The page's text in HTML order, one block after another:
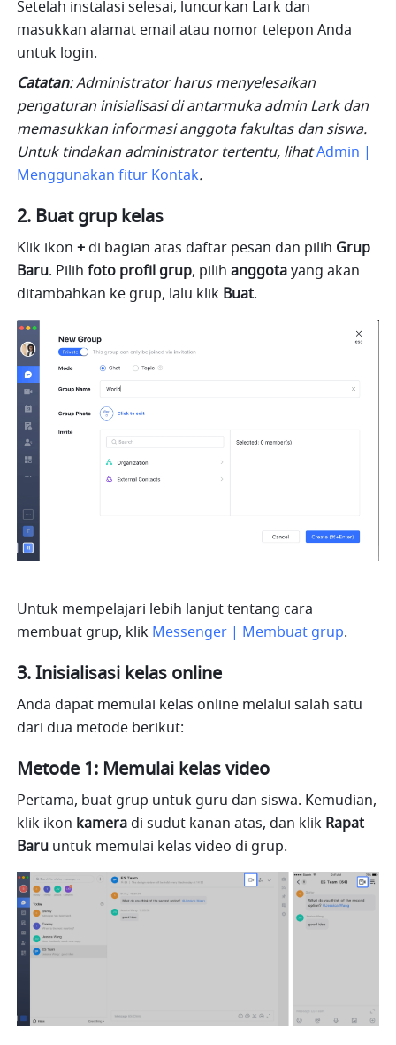
Setelah instalasi selesai, luncurkan Lark dan
masukkan alamat email atau nomor telepon Anda
untuk login.
Catatan: Administrator harus menyelesaikan
pengaturan inisialisasi di antarmuka admin Lark dan
memasukkan informasi anggota fakultas dan siswa.
Untuk tindakan administrator tertentu, lihat Admin |
Menggunakan fitur Kontak.
2. Buat grup kelas
Klik ikon + di bagian atas daftar pesan dan pilih Grup
Baru. Pilih foto profil grup, pilih anggota yang akan
ditambahkan ke grup, lalu klik Buat.
Untuk mempelajari lebih lanjut tentang cara
membuat grup, klik Messenger | Membuat grup.
3. Inisialisasi kelas online
Anda dapat memulai kelas online melalui salah satu
dari dua metode berikut:
Metode 1: Memulai kelas video
Pertama, buat grup untuk guru dan siswa. Kemudian,
klik ikon kamera di sudut kanan atas, dan klik Rapat
Baru untuk memulai kelas video di grup.